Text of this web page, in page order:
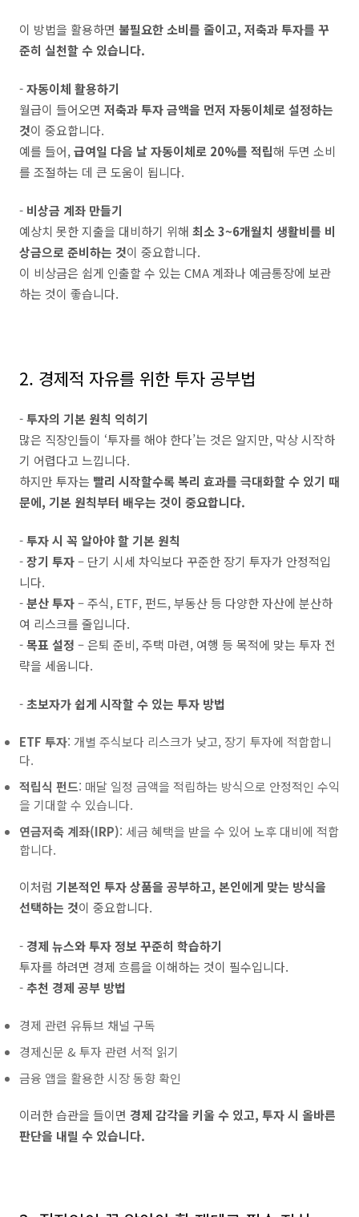
이 방법을 활용하면 불필요한 소비를 줄이고, 저축과 투자를 꾸
준히 실천할 수 있습니다.
-자동이체 활용하기
월급이 들어오면 저축과 투자 금액을 먼저 자동이체로 설정하는
것이 중요합니다.
예를 들어,급여일 다음 날 자동이체로 20%를 적립해 두면 소비
를 조절하는 데 큰 도움이 됩니다.
- 비상금 계좌 만들기
예상치 못한 지출을 대비하기 위해 최소 3~6개월치 생활비를 비
상금으로 준비하는 것이 중요합니다.
이 비상금은 쉽게 인출할 수 있는 CMA 계좌나 예금통장에 보관
하는 것이 좋습니다.
2. 경제적 자유를 위한 투자 공부법
-투자의 기본 원칙 익히기
많은 직장인들이 ‘투자를 해야 한다’는 것은 알지만, 막상 시작하
기 어렵다고 느낍니다.
하지만 투자는 빨리 시작할수록 복리 효과를 극대화할 수 있기 때
문에, 기본 원칙부터 배우는 것이 중요합니다.
-투자 시 꼭 알아야 할 기본 원칙
-장기 투자– 단기 시세 차익보다 꾸준한 장기 투자가 안정적입
니다.
-분산 투자– 주식, ETF, 펀드, 부동산 등 다양한 자산에 분산하
여 리스크를 줄입니다.
-목표 설정 – 은퇴 준비, 주택 마련, 여행 등 목적에 맞는 투자 전
략을 세웁니다.
-초보자가 쉽게 시작할 수 있는 투자 방법
ETF 투자: 개별 주식보다 리스크가 낮고, 장기 투자에 적합합니
다.
적립식 펀드: 매달 일정 금액을 적립하는 방식으로 안정적인 수익
을 기대할 수 있습니다.
연금저축 계좌(IRP): 세금 혜택을 받을 수 있어 노후 대비에 적합
합니다.
이처럼 기본적인 투자 상품을 공부하고, 본인에게 맞는 방식을
선택하는 것이 중요합니다.
- 경제 뉴스와 투자 정보 꾸준히 학습하기
투자를 하려면 경제 흐름을 이해하는 것이 필수입니다.
-추천 경제 공부 방법
경제 관련 유튜브 채널 구독
경제신문 & 투자 관련 서적 읽기
금융 앱을 활용한 시장 동향 확인
이러한 습관을 들이면 경제 감각을 키울 수 있고, 투자 시 올바른
판단을 내릴 수 있습니다.